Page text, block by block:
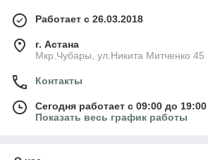
Работает с 26.03.2018
г. Астана
Мкр.Чубары, ул.Никита Митченко 45
Контакты
Сегодня работает с 09:00 до 19:00
Показать весь график работы